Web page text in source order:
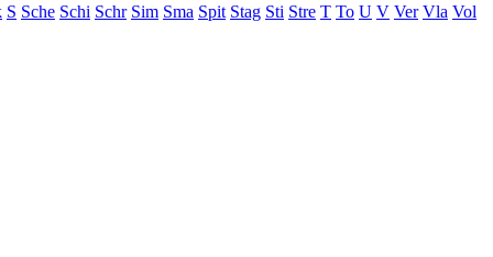
S Sche Schi Schr Sim Sma Spit Stag Sti Stre T To U V Ver Vla Vol